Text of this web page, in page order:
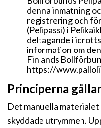
denna inmatning
registrering och
(Pelipassi) i
deltagande i
information om
Finlands
https://
Principerna
Det manuella
skyddade utrymmen.